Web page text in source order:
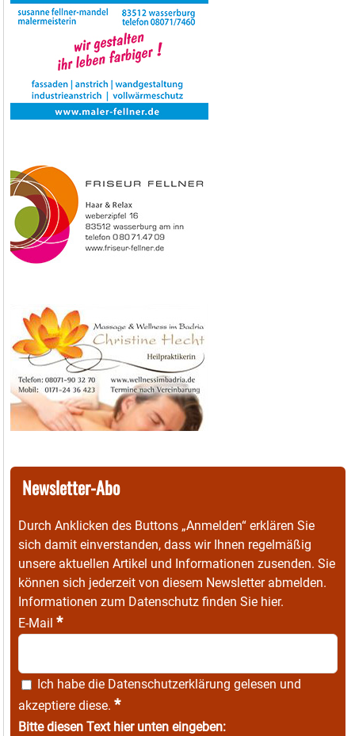
Newsletter-Abo
Durch Anklicken des Buttons „Anmelden“ erklären Sie
sich damit einverstanden, dass wir Ihnen regelmäßig
unsere aktuellen Artikel und Informationen zusenden. Sie
können sich jederzeit von diesem Newsletter abmelden.
Informationen zum Datenschutz finden Sie hier.
E-Mail *
Ich habe die Datenschutzerklärung gelesen und
akzeptiere diese. *
Bitte diesen Text hier unten eingeben: